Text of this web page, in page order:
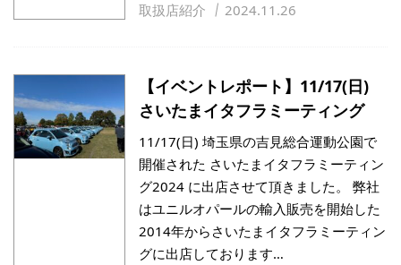
取扱店紹介
2024.11.26
【イベントレポート】11/17(日)
さいたまイタフラミーティング
11/17(日) 埼玉県の吉見総合運動公園で
開催された さいたまイタフラミーティン
グ2024 に出店させて頂きました。 弊社
はユニルオパールの輸入販売を開始した
2014年からさいたまイタフラミーティン
グに出店しております…